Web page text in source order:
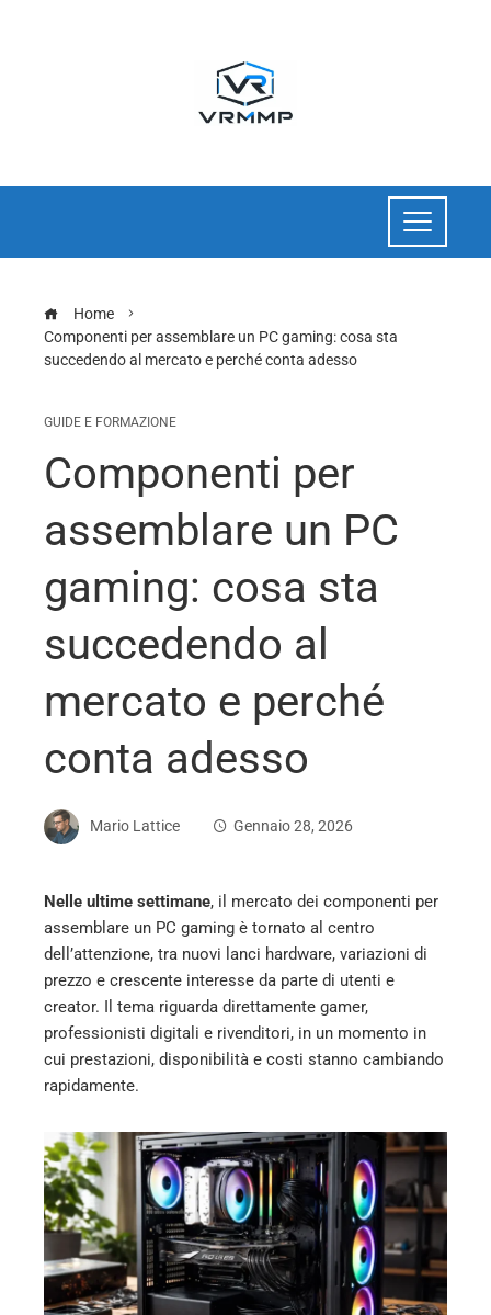
Home
Componenti per assemblare un PC gaming: cosa sta
succedendo al mercato e perché conta adesso
GUIDE E FORMAZIONE
Componenti per
assemblare un PC
gaming: cosa sta
succedendo al
mercato e perché
conta adesso
Mario Lattice Gennaio 28, 2026
Nelle ultime settimane, il mercato dei componenti per
assemblare un PC gaming è tornato al centro
dell’attenzione, tra nuovi lanci hardware, variazioni di
prezzo e crescente interesse da parte di utenti e
creator. Il tema riguarda direttamente gamer,
professionisti digitali e rivenditori, in un momento in
cui prestazioni, disponibilità e costi stanno cambiando
rapidamente.